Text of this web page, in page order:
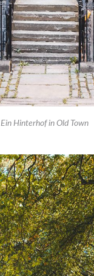
Ein Hinterhof in Old Town